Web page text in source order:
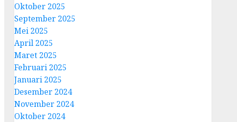
Oktober 2025
September 2025
Mei 2025
April 2025
Maret 2025
Februari 2025
Januari 2025
Desember 2024
November 2024
Oktober 2024